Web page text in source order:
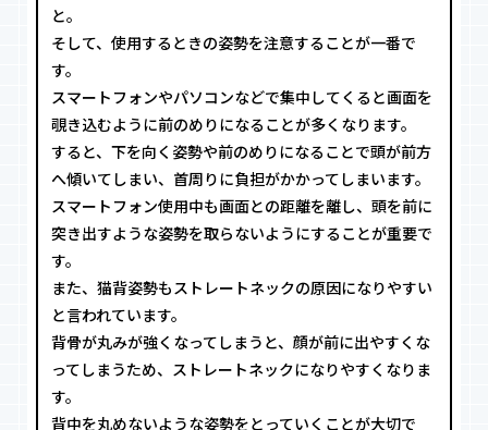
と。
そして、使用するときの姿勢を注意することが一番で
す。
スマートフォンやパソコンなどで集中してくると画面を
覗き込むように前のめりになることが多くなります。
すると、下を向く姿勢や前のめりになることで頭が前方
へ傾いてしまい、首周りに負担がかかってしまいます。
スマートフォン使用中も画面との距離を離し、頭を前に
突き出すような姿勢を取らないようにすることが重要で
す。
また、猫背姿勢もストレートネックの原因になりやすい
と言われています。
背骨が丸みが強くなってしまうと、顔が前に出やすくな
ってしまうため、ストレートネックになりやすくなりま
す。
背中を丸めないような姿勢をとっていくことが大切で